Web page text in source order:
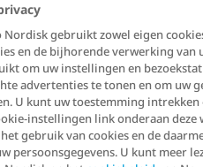
Dat je
wilskracht is een
helemaal niet in
oplossingen die
Nordisk gebruikt zowel eigen
en de bijhorende verwerking van
om uw instellingen en
advertenties te tonen en om uw
U kunt uw toestemming
instellingen link onderaan
gebruik van cookies en de
persoonsgegevens. U kunt meer